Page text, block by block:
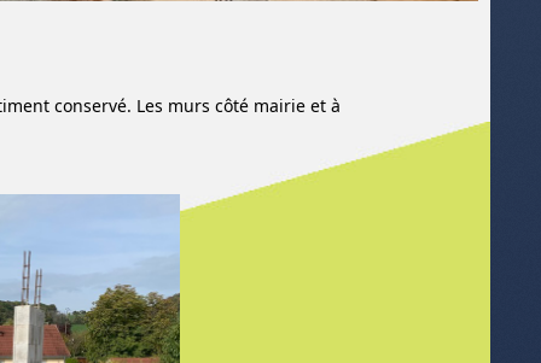
conservé. Les murs côté mairie et à